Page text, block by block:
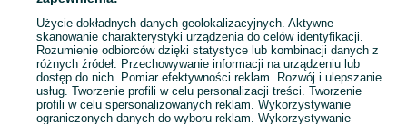
Użycie dokładnych danych geolokalizacyjnych. Aktywne
skanowanie charakterystyki urządzenia do celów identyfikacji.
Rozumienie odbiorców dzięki statystyce lub kombinacji danych z
różnych źródeł. Przechowywanie informacji na urządzeniu lub
dostęp do nich. Pomiar efektywności reklam. Rozwój i ulepszanie
usług. Tworzenie profili w celu personalizacji treści. Tworzenie
profili w celu spersonalizowanych reklam. Wykorzystywanie
ograniczonych danych do wyboru reklam. Wykorzystywanie